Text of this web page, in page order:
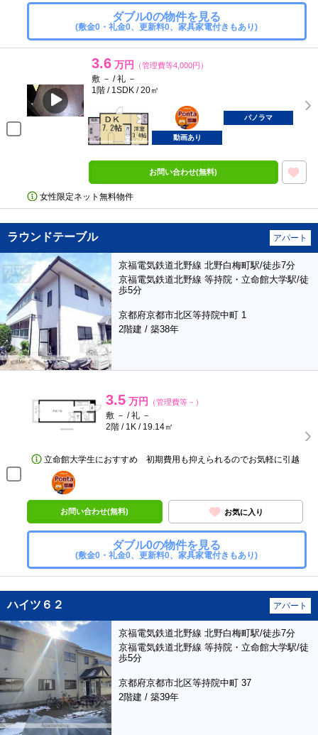
ダブル0の物件を見る
(敷金0・礼金0、更新料0、家具家電付きもあり)
3.6 万円 （管理費等4,000円）
敷 － / 礼 －
1階 / 1SDK / 20㎡
ポンタ
部屋
パノラマ
動画あり
お問い合わせ(無料)
女性限定ネット無料物件
ラウンドテーブル アパート
京福電気鉄道北野線 北野白梅町駅/徒歩7分
京福電気鉄道北野線 等持院・立命館大学駅/徒
歩5分
京都府京都市北区等持院中町 1
2階建 / 築38年
3.5 万円 （管理費等－）
敷 － / 礼 －
2階 / 1K / 19.14㎡
立命館大学生におすすめ 初期費用も抑えられるのでお気軽に引越
ポンタ
部屋
お問い合わせ(無料) お気に入り
ダブル0の物件を見る
(敷金0・礼金0、更新料0、家具家電付きもあり)
ハイツ６２ アパート
京福電気鉄道北野線 北野白梅町駅/徒歩7分
京福電気鉄道北野線 等持院・立命館大学駅/徒
歩5分
京都府京都市北区等持院中町 37
2階建 / 築39年